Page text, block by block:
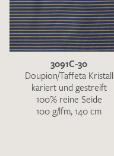
3091C-30
Doupion/Taffeta Kristall
kariert und gestreift
100% reine Seide
100 g/lfm, 140 cm